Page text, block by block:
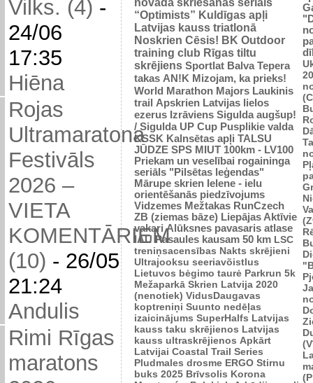
Vilks. (4) -
24/06
17:35
Hiēna
Rojas
Ultramaratona
Festivāls
2026 –
VIETA
KOMENTĀRIEM
(10) - 26/05
21:24
Andulis
Rimi Rīgas
maratons
“Optimists” Kuldīgas apļi
Latvijas kauss triatlonā
Noskrien Cēsis! BK Outdoor
training club Rīgas tiltu
skrējiens Sportlat Balva Tepera
takas AN!K Mizojam, ka prieks!
World Marathon Majors Laukinis
trail Apskrien Latvijas lielos
ezerus Izrāviens Sigulda augšup!
/ Sigulda UP Cup Pusplikie valda
KSSK Kalnsētas apļi TALSU
JŪDZE SPS MIUT 100km - LV100
Priekam un veselībai rogaininga
seriāls "Pilsētas leģendas"
Mārupe skrien Ielene - ielu
orientēšanās piedzīvojums
Vidzemes Mežtakas RunCzech
ZB (ziemas bāze) Liepājas Aktīvie
vakari Alūksnes pavasaris atlase
IAU Pasaules kausam 50 km LSC
treniņsacensības Nakts skrējieni
Ultrajooksu seeriavõistlus
Lietuvos bėgimo taurė Parkrun 5k
Mežaparkā Skrien Latvija 2020
(nenotiek) VidusDaugavas
koptreniņi Suunto nedēļas
izaicinājums SuperHalfs Latvijas
kauss taku skrējienos Latvijas
kauss ultraskrējienos Apkārt
Latvijai Coastal Trail Series
Pludmales drosme ERGO Stirnu
buks 2025 Brīvsolis Korona